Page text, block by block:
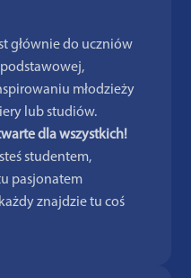
głównie do uczniów
podstawowej,
młodzieży
lub studiów.
dla wszystkich!
studentem,
pasjonatem
znajdzie tu coś